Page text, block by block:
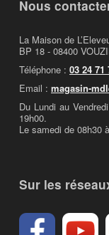
Nous
La Maison de
BP 18 - 08400
Téléphone : 03 24 71
Email : magasin-
Du Lundi au
19h00.
Le samedi de 08h30
Sur les